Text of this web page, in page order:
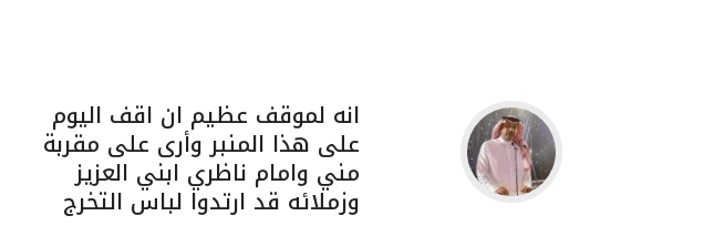
انه لموقف عظيم ان اقف اليوم
على هذا المنبر وأرى على مقربة
مني وامام ناظري ابني العزيز
وزملائه قد ارتدوا لباس التخرج